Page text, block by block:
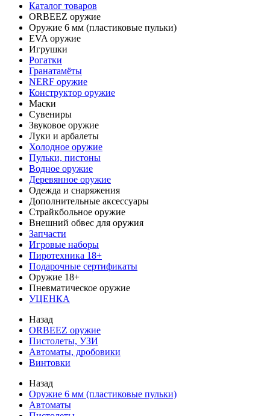
Каталог товаров
ORBEEZ оружие
Оружие 6 мм (пластиковые пульки)
EVA оружие
Игрушки
Рогатки
Гранатамёты
NERF оружие
Конструктор оружие
Маски
Сувениры
Звуковое оружие
Луки и арбалеты
Холодное оружие
Пульки, пистоны
Водное оружие
Деревянное оружие
Одежда и снаряжения
Дополнительные аксессуары
Страйкбольное оружие
Внешний обвес для оружия
Запчасти
Игровые наборы
Пиротехника 18+
Подарочные сертификаты
Оружие 18+
Пневматическое оружие
УЦЕНКА
Назад
ORBEEZ оружие
Пистолеты, УЗИ
Автоматы, дробовики
Винтовки
Назад
Оружие 6 мм (пластиковые пульки)
Автоматы